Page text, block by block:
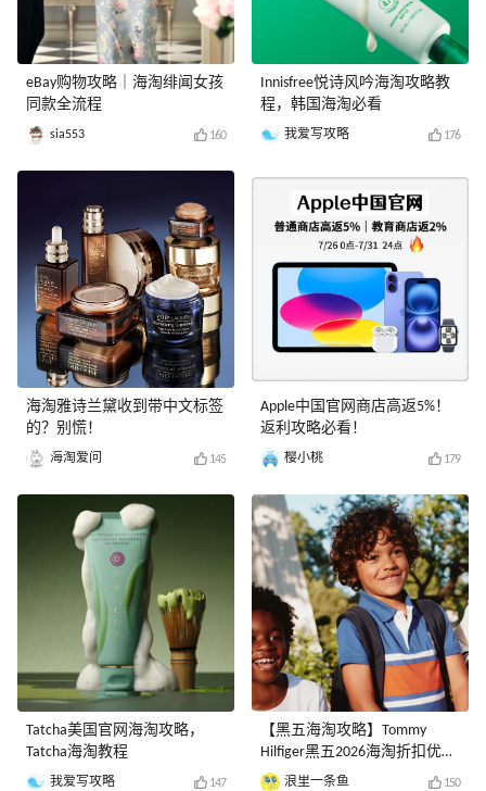
eBay购物攻略｜海淘绯闻女孩
同款全流程
sia553 160
海淘雅诗兰黛收到带中文标签
的？别慌！
海淘爱问 145
Tatcha美国官网海淘攻略，
Tatcha海淘教程
我爱写攻略 147
Innisfree悦诗风吟海淘攻略教
程，韩国海淘必看
我爱写攻略 176
Apple中国官网商店高返5%！
返利攻略必看！
樱小桃 179
【黑五海淘攻略】Tommy
Hilfiger黑五2026海淘折扣优惠
预测！浪里一条鱼 150